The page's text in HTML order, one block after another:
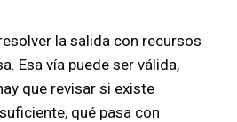
la salida con recursos
Esa vía puede ser válida,
que revisar si existe
qué pasa con